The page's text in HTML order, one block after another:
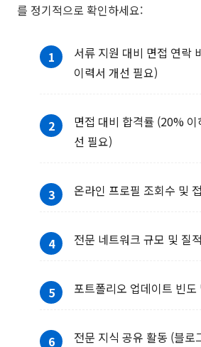
를 정기적으로 확인하세요:
서류 지원 대비 면접 연락
이력서 개선 필요)
면접 대비 합격률 (20%
선 필요)
온라인 프로필 조회수 및
전문 네트워크 규모 및 질
포트폴리오 업데이트 빈도
전문 지식 공유 활동 (블로